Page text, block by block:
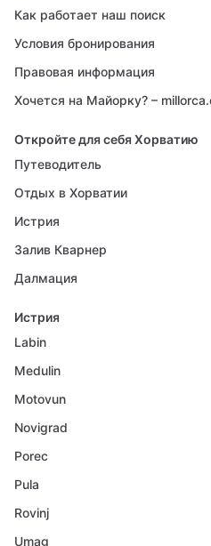
Как работает наш поиск
Условия бронирования
Правовая информация
Хочется на Майорку? –
Откройте для себя Хорватию
Путеводитель
Отдых в Хорватии
Истрия
Залив Кварнер
Далмация
Истрия
Labin
Medulin
Motovun
Novigrad
Porec
Pula
Rovinj
Umag